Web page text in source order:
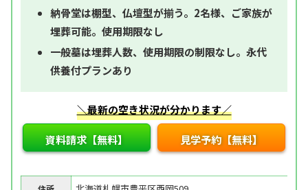
納骨堂は棚型、仏壇型が揃う。2名様、ご家族が
埋葬可能。使用期限なし
一般墓は埋葬人数、使用期限の制限なし。永代
供養付プランあり
＼最新の空き状況が分かります／
資料請求【無料】 見学予約【無料】